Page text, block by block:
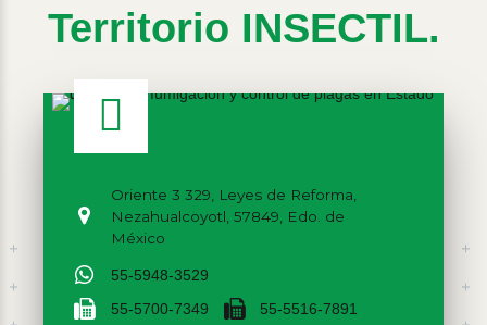
Territorio INSECTIL.
Oriente 3 329, Leyes de Reforma,
Nezahualcoyotl, 57849, Edo. de
México
55-5948-3529
55-5700-7349 55-5516-7891